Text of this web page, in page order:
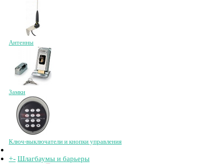
Антенны
Замки
Ключ-выключатели и кнопки управления
+- Шлагбаумы и барьеры